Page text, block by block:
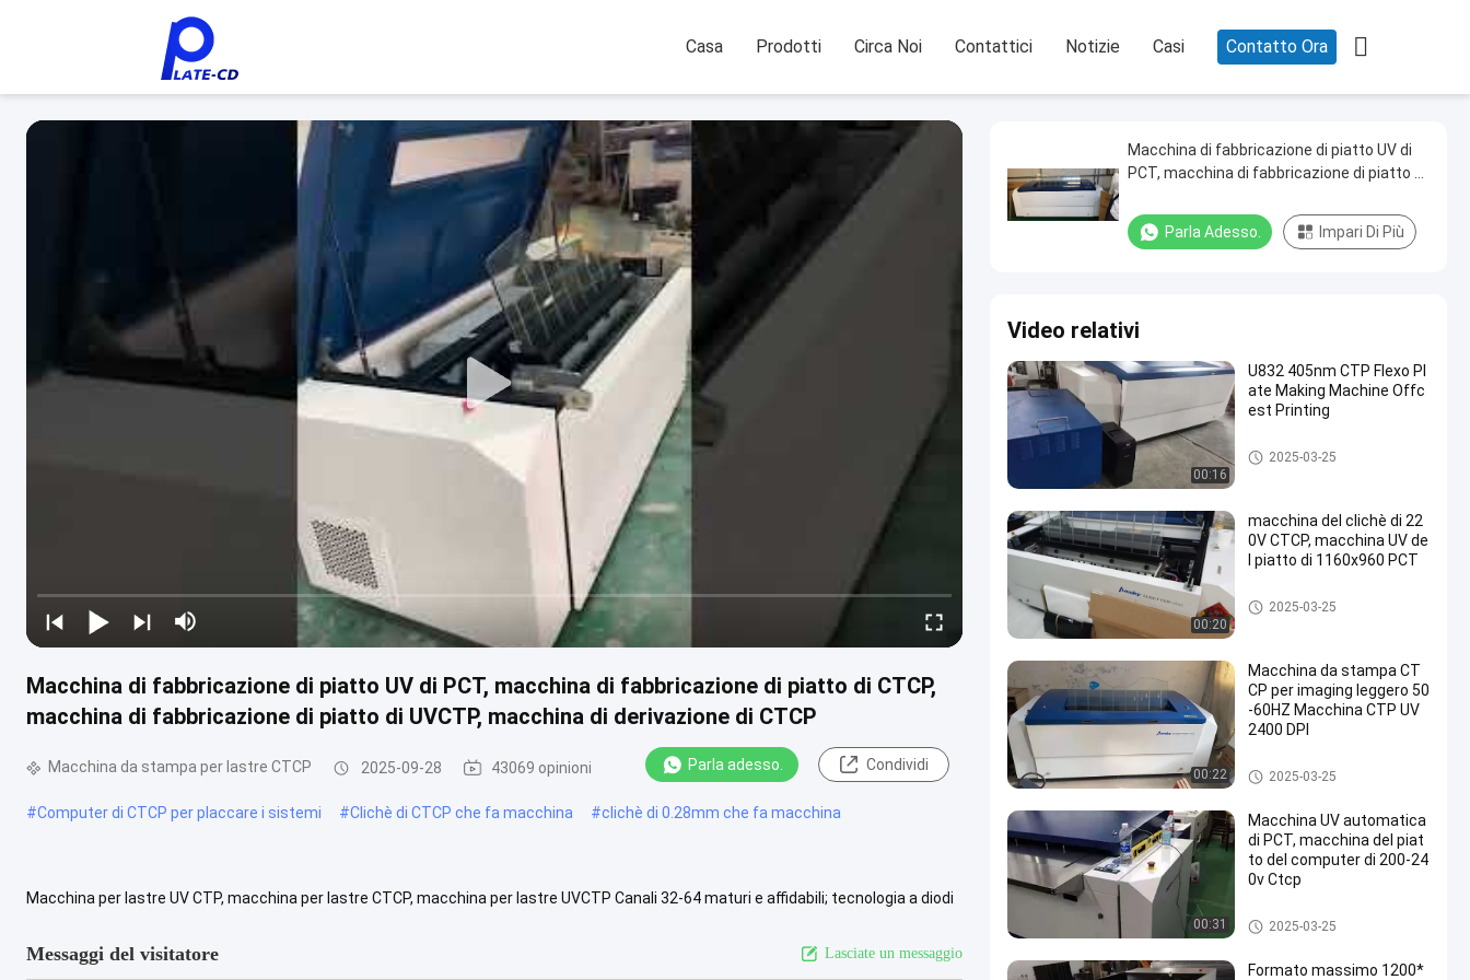
Casa Prodotti Circa Noi Contattici Notizie Casi Contatto Ora 
Macchina di fabbricazione di piatto UV di PCT, macchina di fabbricazione di piatto di CTCP,
macchina di fabbricazione di piatto di UVCTP, macchina di derivazione di CTCP
Macchina da stampa per lastre CTCP 2025-09-28 43069 opinioni Parla adesso. Condividi
#Computer di CTCP per placcare i sistemi #Clichè di CTCP che fa macchina #clichè di 0.28mm che fa macchina
Macchina per lastre UV CTP, macchina per lastre CTCP, macchina per lastre UVCTP Canali 32-64 maturi e affidabili; tecnologia a diodi
Messaggi del visitatore Lasciate un messaggio
Macchina di fabbricazione di piatto UV di
PCT, macchina di fabbricazione di piatto di
di UVCTP, macchina di derivazione di CTCP
Parla Adesso. Impari Di Più
Video relativi
00:16
U832 405nm CTP Flexo Pl
ate Making Machine Offc
est Printing
Macchina da stampa per lastr
e CTCP
2025-03-25
00:20
macchina del clichè di 22
0V CTCP, macchina UV de
l piatto di 1160x960 PCT
Macchina da stampa per lastr
e CTCP
2025-03-25
00:22
Macchina da stampa CT
CP per imaging leggero 50
-60HZ Macchina CTP UV
2400 DPI
Macchina da stampa per lastr
e CTCP
2025-03-25
00:31
Macchina UV automatica
di PCT, macchina del piat
to del computer di 200-24
0v Ctcp
Macchina da stampa per lastr
e CTCP
2025-03-25
Formato massimo 1200*